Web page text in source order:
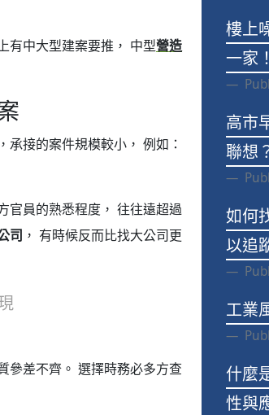
有中大型建案要推， 中型營造
接的案件規模較小， 例如：
官員的熟悉程度， 往往遠超過
司 ， 有時候反而比找大公司更
參差不齊。 選擇時務必多方查
樓上
一家！
高市
聯想
如何
以追
工業
什麼
性與